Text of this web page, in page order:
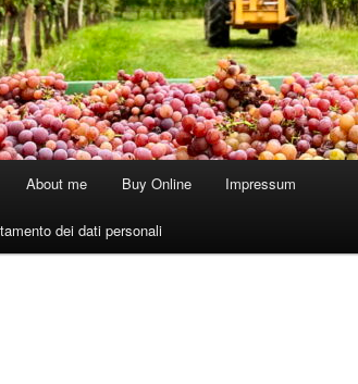
About me Buy Online Impressum
dei dati personali